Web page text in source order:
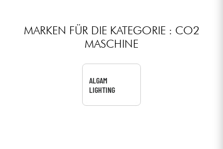
MARKEN FÜR DIE KATEGORIE : CO2
MASCHINE
ALGAM
LIGHTING